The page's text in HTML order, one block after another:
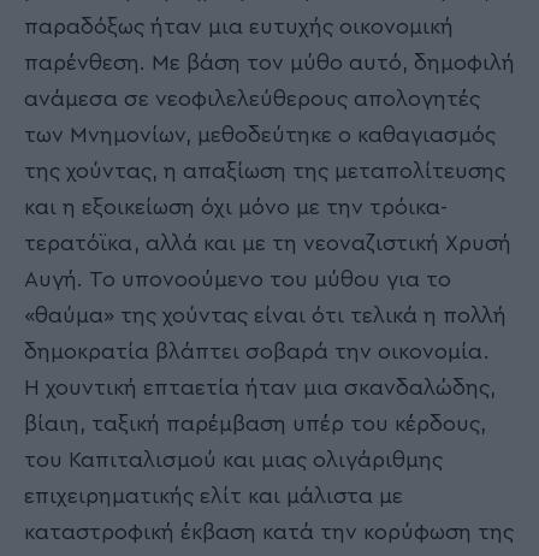
παραδόξως ήταν μια ευτυχής οικονομική
παρένθεση. Με βάση τον μύθο αυτό, δημοφιλή
ανάμεσα σε νεοφιλελεύθερους απολογητές
των Μνημονίων, μεθοδεύτηκε ο καθαγιασμός
της χούντας, η απαξίωση της μεταπολίτευσης
και η εξοικείωση όχι μόνο με την τρόικα-
τερατόϊκα, αλλά και με τη νεοναζιστική Χρυσή
Αυγή. Το υπονοούμενο του μύθου για το
«θαύμα» της χούντας είναι ότι τελικά η πολλή
δημοκρατία βλάπτει σοβαρά την οικονομία.
Η χουντική επταετία ήταν μια σκανδαλώδης,
βίαιη, ταξική παρέμβαση υπέρ του κέρδους,
του Καπιταλισμού και μιας ολιγάριθμης
επιχειρηματικής ελίτ και μάλιστα με
καταστροφική έκβαση κατά την κορύφωση της